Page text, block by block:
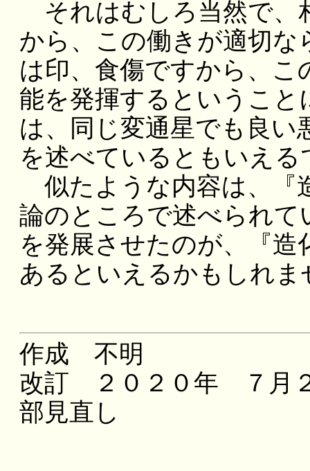
それはむしろ当然で、
から、この働きが適切な
は印、食傷ですから、こ
能を発揮するというこ
は、同じ変通星でも良
を述べているともいえる
似たような内容は、『
論のところで述べられ
を発展させたのが、『造
あるといえるかもしれま
作成 不明
改訂 ２０２０年 ７月
部見直し